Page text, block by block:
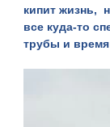
кипит жизнь,
все куда-то
трубы и время